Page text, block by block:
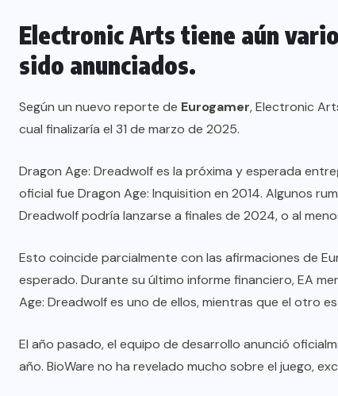
Electronic Arts tiene aún
sido anunciados.
Según un nuevo reporte de Eurogamer, Electronic
cual finalizaría el 31 de marzo de 2025.
Dragon Age: Dreadwolf es la próxima y esperada
oficial fue Dragon Age: Inquisition en 2014. Algunos
Dreadwolf podría lanzarse a finales de 2024, o al
Esto coincide parcialmente con las afirmaciones de
esperado. Durante su último informe financiero, EA
Age: Dreadwolf es uno de ellos, mientras que el otro
El año pasado, el equipo de desarrollo anunció
año. BioWare no ha revelado mucho sobre el juego,